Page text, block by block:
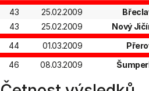
43
25.02.2009
43
25.02.2009 Nový
44
01.03.2009
46
08.03.2009